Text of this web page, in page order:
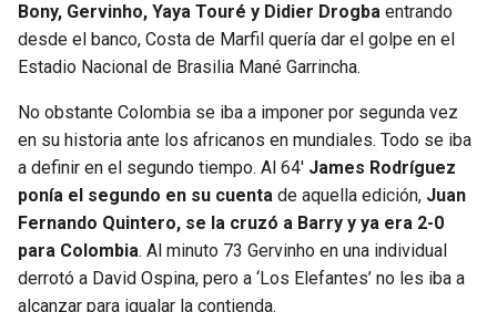
Bony, Gervinho, Yaya Touré y Didier Drogba entrando
desde el banco, Costa de Marfil quería dar el golpe en el
Estadio Nacional de Brasilia Mané Garrincha.
No obstante Colombia se iba a imponer por segunda vez
en su historia ante los africanos en mundiales. Todo se iba
a definir en el segundo tiempo. Al 64′ James Rodríguez
ponía el segundo en su cuenta de aquella edición, Juan
Fernando Quintero, se la cruzó a Barry y ya era 2-0
para Colombia. Al minuto 73 Gervinho en una individual
derrotó a David Ospina, pero a ‘Los Elefantes’ no les iba a
alcanzar para igualar la contienda.